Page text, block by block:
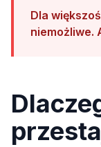
Dla
niemożliwe.